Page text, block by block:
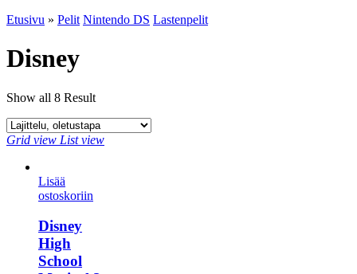
Etusivu » Pelit Nintendo DS Lastenpelit
Disney
Show all 8 Result
Grid view List view
Lisää
ostoskoriin
Disney
High
School